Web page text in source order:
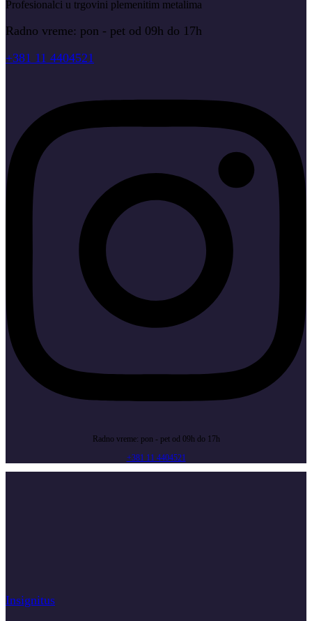
Profesionalci u trgovini plemenitim metalima
Radno vreme: pon - pet od 09h do 17h
+381 11 4404521
Radno vreme: pon - pet od 09h do 17h
+381 11 4404521
Insignitus